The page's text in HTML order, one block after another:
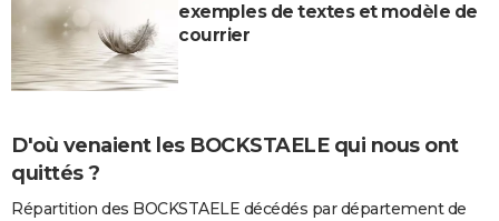
Carte de Noël
Carte Bonne année
Carte Saint-Valentin
Carte Pâques
Carte d'anniversaire
DICTIONNAIRE
Dictionnaire
Biographies
Citations
Expressions
Proverbes
PROGRAMME TV
S'inscrire
Se connecter
Lycées
Collèges
Primaires
Universités
Entreprises
Service militaire
Avis de recherche
AVIS DE DÉCÈS
FORUM
exemples de textes et modèle de
courrier
D'où venaient les BOCKSTAELE qui nous ont
quittés ?
Répartition des BOCKSTAELE décédés par département de